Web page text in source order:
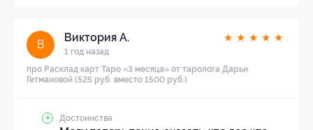
В
Виктория А.
1 год назад
★ ★ ★ ★ ★
про Расклад карт Таро «3 месяца» от таролога Дарьи
Гетмановой (525 руб. вместо 1500 руб.)
Достоинства